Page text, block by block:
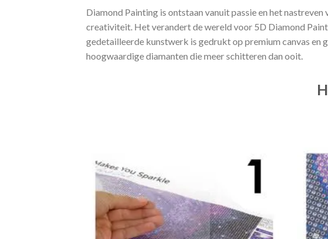
Diamond Painting is ontstaan vanuit passie en het nastreven
creativiteit. Het verandert de wereld voor 5D Diamond
gedetailleerde kunstwerk is gedrukt op premium canvas en
hoogwaardige diamanten die meer schitteren dan ooit.